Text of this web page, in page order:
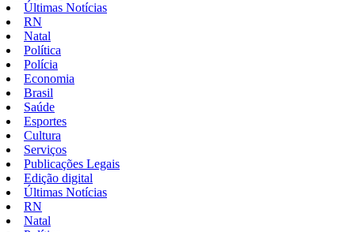
Últimas Notícias
RN
Natal
Política
Polícia
Economia
Brasil
Saúde
Esportes
Cultura
Serviços
Publicações Legais
Edição digital
Últimas Notícias
RN
Natal